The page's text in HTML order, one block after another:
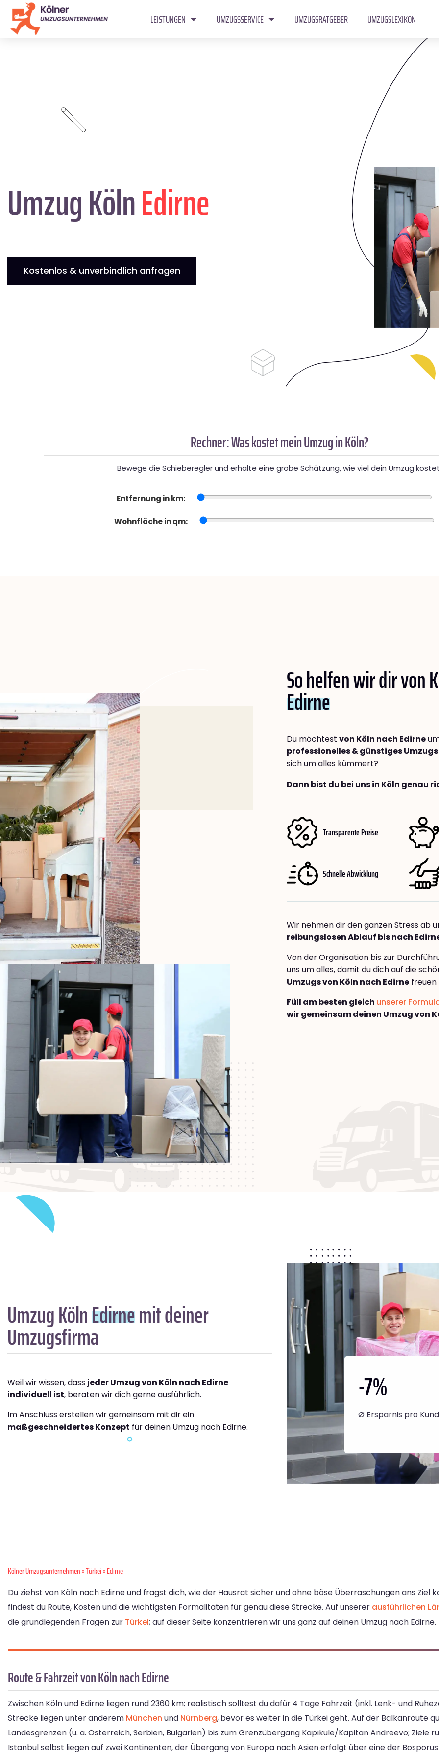
LEISTUNGEN UMZUGSSERVICE UMZUGSRATGEBER UMZUGSLEXIKON
Umzug KölnEdirne
Kostenlos & unverbindlich anfragen
Rechner: Was kostet mein Umzug in Köln?
Bewege die Schieberegler und erhalte eine grobe Schätzung, wie viel dein Umzug
Entfernung in km:
Wohnfläche in qm:
So helfen wir dir von
Edirne
Du möchtest von Köln nach Edirne
professionelles & günstiges
sich um alles kümmert?
Dann bist du bei uns in Köln genau
Transparente Preise
Schnelle Abwicklung
Wir nehmen dir den ganzen Stress ab
reibungslosen Ablauf bis nach
Von der Organisation bis zur
uns um alles, damit du dich auf die
Umzugs von Köln nach Edirne freuen
Füll am besten gleich unserer
wir gemeinsam deinen Umzug von
Umzug KölnEdirnemit deiner
Umzugsfirma
Weil wir wissen, dass jeder Umzug von Köln nach Edirne
individuell ist, beraten wir dich gerne ausführlich.
Im Anschluss erstellen wir gemeinsam mit dir ein
maßgeschneidertes Konzept für deinen Umzug nach Edirne.
-7%
Ø Ersparnis pro
Kölner Umzugsunternehmen»Türkei» Edirne
Du ziehst von Köln nach Edirne und fragst dich, wie der Hausrat sicher und ohne böse Überraschungen ans Ziel
findest du Route, Kosten und die wichtigsten Formalitäten für genau diese Strecke. Auf unserer ausführlichen
die grundlegenden Fragen zur Türkei; auf dieser Seite konzentrieren wir uns ganz auf deinen Umzug nach Edirne.
Route & Fahrzeit von Köln nach Edirne
Zwischen Köln und Edirne liegen rund 2360 km; realistisch solltest du dafür 4 Tage Fahrzeit (inkl. Lenk- und
Strecke liegen unter anderem München und Nürnberg, bevor es weiter in die Türkei geht. Auf der Balkanroute
Landesgrenzen (u. a. Österreich, Serbien, Bulgarien) bis zum Grenzübergang Kapıkule/Kapitan Andreevo; Ziele
Istanbul selbst liegen auf zwei Kontinenten, der Übergang von Europa nach Asien erfolgt über eine der